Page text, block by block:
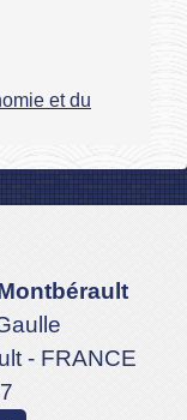
et du
- FRANCE